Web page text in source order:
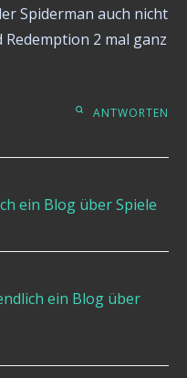
Spiderman auch nicht
Redemption 2 mal ganz
ANTWORTEN
ein Blog über Spiele
ein Blog über